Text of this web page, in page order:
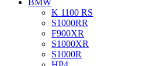
BMW
K 1100 RS
S1000RR
F900XR
S1000XR
S1000R